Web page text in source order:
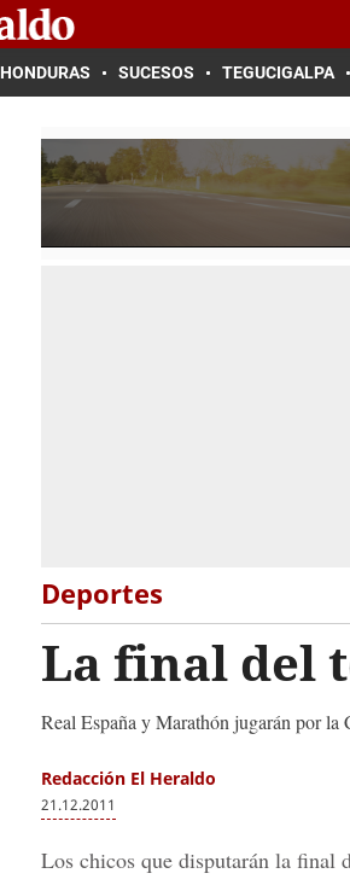
HONDURAS SUCESOS TEGUCIGALPA
Deportes
La final del
Real España y Marathón jugarán por la
Redacción El Heraldo
21.12.2011
Los chicos que disputarán la final